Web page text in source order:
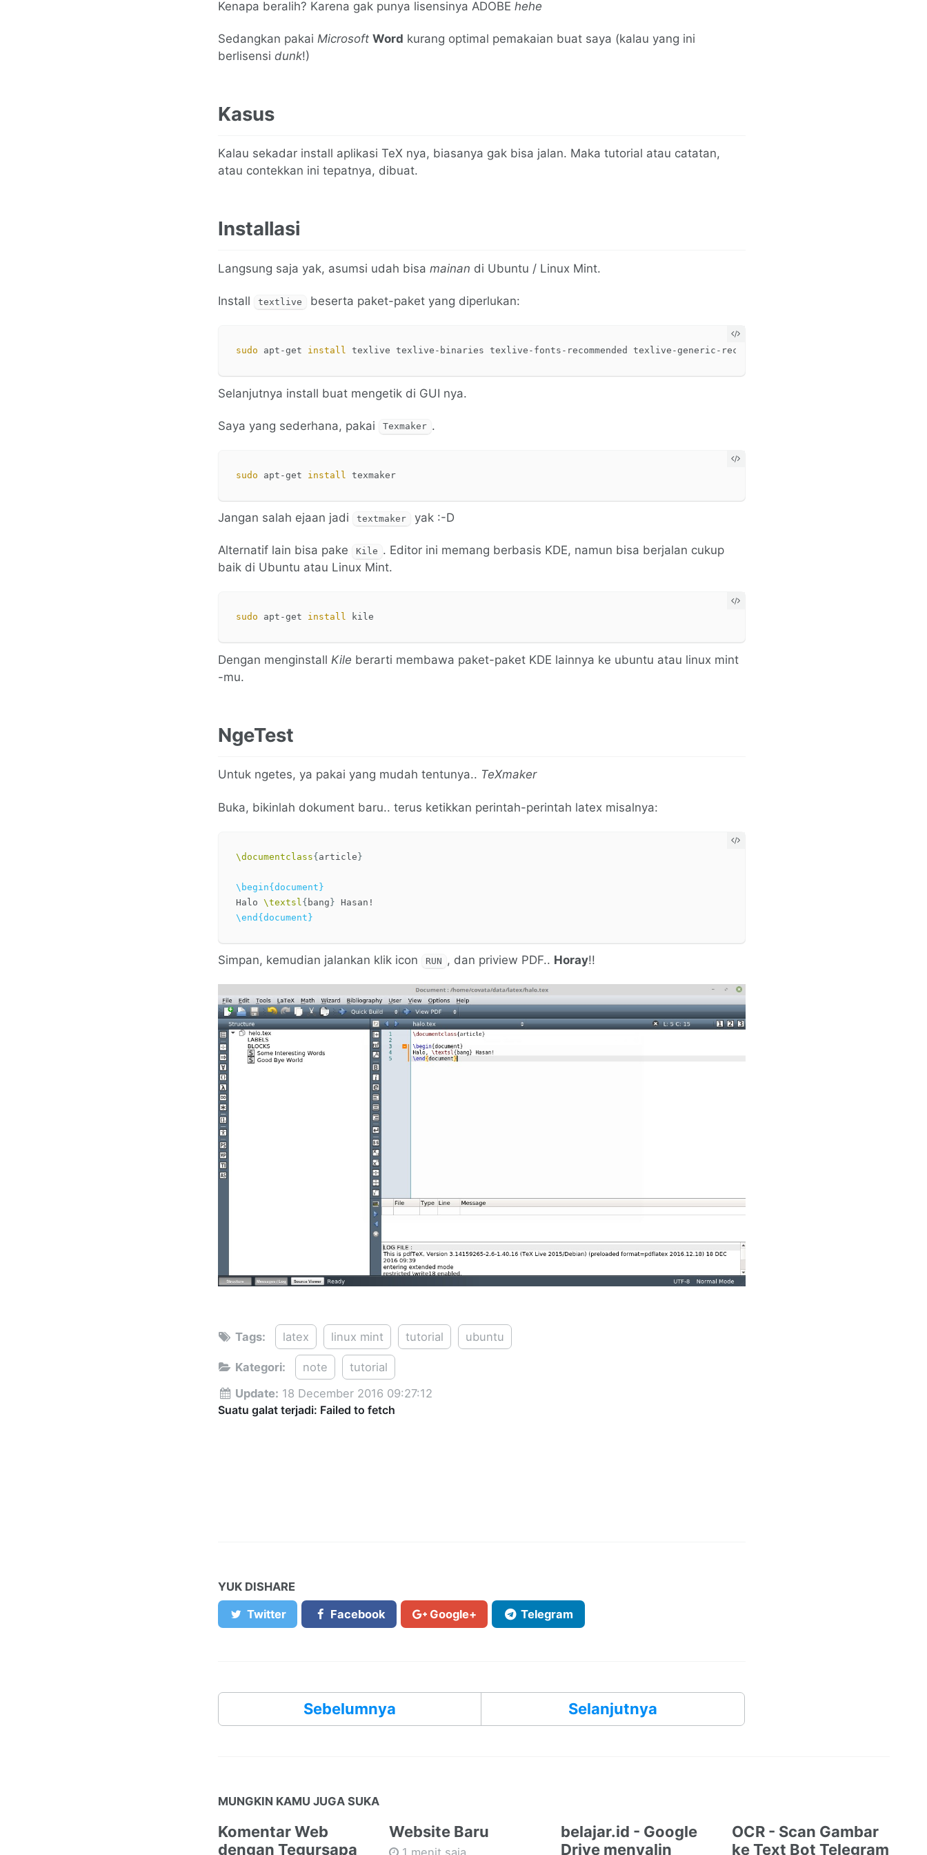
Kenapa beralih? Karena gak punya lisensinya ADOBE hehe
Sedangkan pakai Microsoft Word kurang optimal pemakaian buat saya (kalau yang ini
berlisensi dunk!)
Kasus
Kalau sekadar install aplikasi TeX nya, biasanya gak bisa jalan. Maka tutorial atau catatan,
atau contekkan ini tepatnya, dibuat.
Installasi
Langsung saja yak, asumsi udah bisa mainan di Ubuntu / Linux Mint.
Install textlive beserta paket-paket yang diperlukan:
sudo apt-get install
Selanjutnya install buat mengetik di GUI nya.
Saya yang sederhana, pakai Texmaker .
sudo apt-get install texmaker
Jangan salah ejaan jadi textmaker yak :-D
Alternatif lain bisa pake Kile . Editor ini memang berbasis KDE, namun bisa berjalan cukup
baik di Ubuntu atau Linux Mint.
sudo apt-get install
Dengan menginstall Kile berarti membawa paket-paket KDE lainnya ke ubuntu atau linux mint
-mu.
NgeTest
Untuk ngetes, ya pakai yang mudah tentunya.. TeXmaker
Buka, bikinlah dokument baru.. terus ketikkan perintah-perintah latex misalnya:
\documentclass{article}
\begin{document}
Halo \textsl { bang}
\end{document}
Simpan, kemudian jalankan klik icon RUN , dan priview PDF.. Horay!!
Tags: latex linux mint tutorial ubuntu
Kategori: note
tutorial
Update: 18 December 2016 09:27:12
YUK DISHARE
Twitter Facebook Google+ Telegram
Sebelumnya Selanjutnya
MUNGKIN KAMU JUGA SUKA
Komentar Web
dengan Tegursapa
Website Baru
1 menit saja
belajar.id - Google
Drive menyalin
OCR - Scan Gambar
ke Text Bot Telegram